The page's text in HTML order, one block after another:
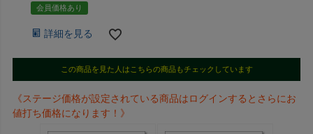
会員価格あり
詳細を見る
この商品を見た人はこちらの商品もチェックしています
《ステージ価格が設定されている商品はログインするとさらにお
値打ち価格になります！》